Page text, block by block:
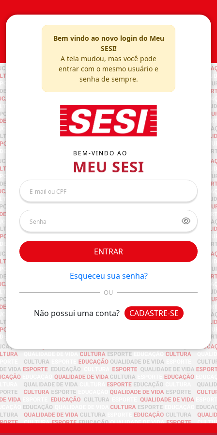
Bem vindo ao novo login do Meu
SESI!
A tela mudou, mas você pode
entrar com o mesmo usuário e
senha de sempre.
BEM-VINDO AO
MEU SESI
ENTRAR
Esqueceu sua senha?
OU
Não possui uma conta? CADASTRE-SE